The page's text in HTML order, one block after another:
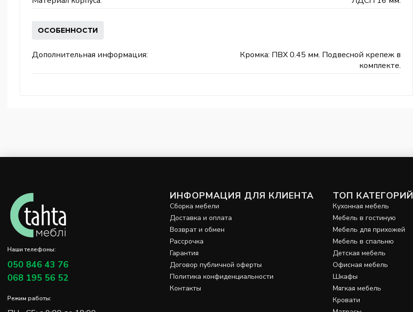
ОСОБЕННОСТИ
Дополнительная информация:
Кромка: ПВХ 0.45 мм. Подвесной крепеж в
комплекте.
Наши телефоны:
050 846 43 76
068 195 56 52
Режим работы:
ИНФОРМАЦИЯ ДЛЯ КЛИЕНТА
Сборка мебели
Доставка и оплата
Возврат и обмен
Рассрочка
Гарантия
Договор публичной оферты
Политика конфиденциальности
Контакты
ТОП КАТЕГОРИЙ
Кухонная мебель
Мебель в гостиную
Мебель для прихожей
Мебель в спальню
Детская мебель
Офисная мебель
Шкафы
Мягкая мебель
Кровати